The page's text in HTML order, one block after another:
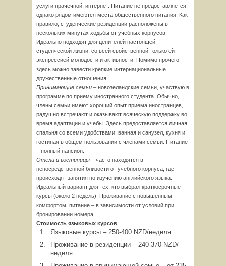
услуги прачечной, интернет. Питание не предоставляется,
однако рядом имеются места общественного питания. Как
правило, студенческие резиденции расположены в
нескольких минутах ходьбы от учебных корпусов.
Идеально подходят для ценителей настоящей
студенческой жизни, со всей свойственной только ей
экспрессией молодости и активности. Помимо прочего
здесь можно завести крепкие интернациональные
дружественные отношения.
Принимающие семьи – новозеландские семьи, участвую в
программе по приему иностранного студента. Обычно,
члены семьи имеют хороший опыт приема иностранцев,
радушно встречают и оказывают всяческую поддержку во
время адаптации и учебы. Здесь предоставляется личная
спальня со всеми удобствами, ванная и санузел, кухня и
гостиная в общем пользовании с членами семьи. Питание
– полный пансион.
Отели и гостиницы – часто находятся в
непосредственной близости от учебного корпуса, где
происходят занятия по изучению английского языка.
Идеальный вариант для тех, кто выбрал краткосрочные
курсы (около 2 недель). Проживание с повышенным
комфортом, питание – в зависимости от условий при
бронировании номера.
Стоимость языковых курсов
Языковые курсы – 250-400 NZD/неделя
Проживание в резиденции – 240-370 NZD/
неделя